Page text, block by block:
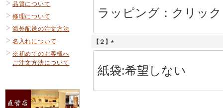
品質について
修理について
海外配送の注文方法
名入れについて
※初めてのお客様へ
ご注文方法について
須
【２】
(
須